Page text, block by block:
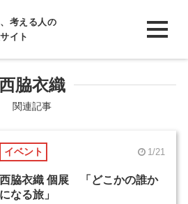
考える人の
イト
脇衣織
関連記事
イベント 1/21
西脇衣織 個展 「どこかの誰か
になる旅」